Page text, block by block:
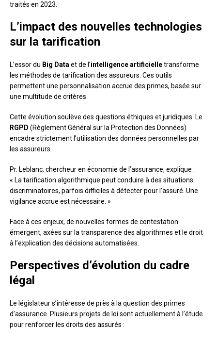
traités en 2023.
L’impact des nouvelles technologies
sur la tarification
L’essor du Big Data et de l’intelligence artificielletransforme
les méthodes de tarification des assureurs. Ces outils
permettent une personnalisation accrue des primes, basée sur
une multitude de critères.
Cette évolution soulève des questions éthiques et juridiques. Le
RGPD (Règlement Général sur la Protection des Données)
encadre strictement l’utilisation des données personnelles par
les assureurs.
Pr. Leblanc, chercheur en économie de l’assurance, explique :
« La tarification algorithmique peut conduire à des situations
discriminatoires, parfois difficiles à détecter pour l’assuré. Une
vigilance accrue est nécessaire. »
Face à ces enjeux, de nouvelles formes de contestation
émergent, axées sur la transparence des algorithmes et le droit
à l’explication des décisions automatisées.
Perspectives d’évolution du cadre
légal
Le législateur s’intéresse de près à la question des primes
d’assurance. Plusieurs projets de loi sont actuellement à l’étude
pour renforcer les droits des assurés :